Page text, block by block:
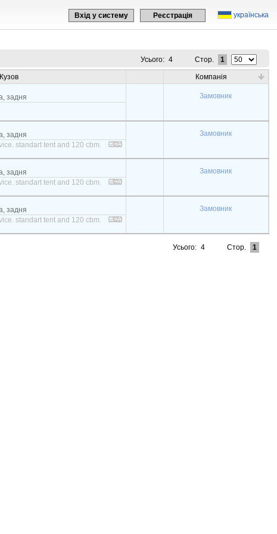
українська
Вхід у систему Реєстрація
Усього: 4 Стор. 1
Кузов
Компанія
задня
Замовник
задня
Замовник
standart tent and 120 cbm.
задня
Замовник
standart tent and 120 cbm.
задня
Замовник
standart tent and 120 cbm.
Усього: 4 Стор. 1